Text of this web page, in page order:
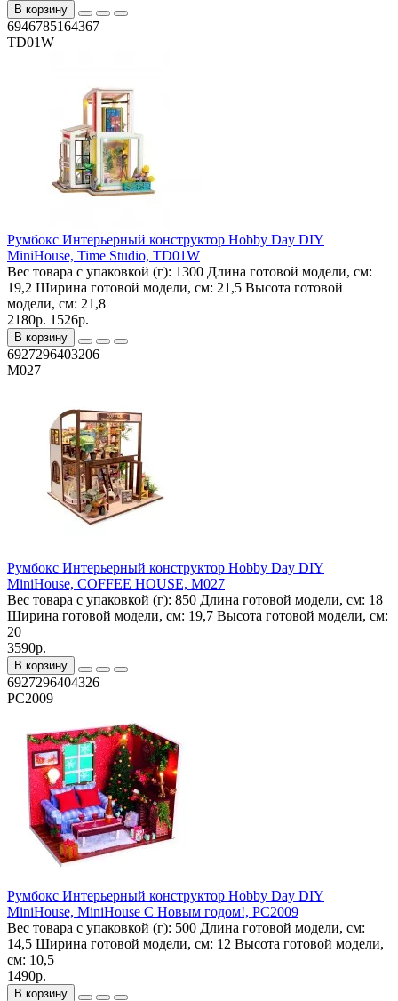
В корзину
6946785164367
TD01W
Румбокс Интерьерный конструктор Hobby Day DIY
MiniHouse, Time Studio, TD01W
Вес товара с упаковкой (г): 1300 Длина готовой модели, см:
19,2 Ширина готовой модели, см: 21,5 Высота готовой
модели, см: 21,8
2180р. 1526р.
В корзину
6927296403206
M027
Румбокс Интерьерный конструктор Hobby Day DIY
MiniHouse, COFFEE HOUSE, M027
Вес товара с упаковкой (г): 850 Длина готовой модели, см: 18
Ширина готовой модели, см: 19,7 Высота готовой модели, см:
20
3590р.
В корзину
6927296404326
PC2009
Румбокс Интерьерный конструктор Hobby Day DIY
MiniHouse, MiniHouse С Новым годом!, PC2009
Вес товара с упаковкой (г): 500 Длина готовой модели, см:
14,5 Ширина готовой модели, см: 12 Высота готовой модели,
см: 10,5
1490р.
В корзину